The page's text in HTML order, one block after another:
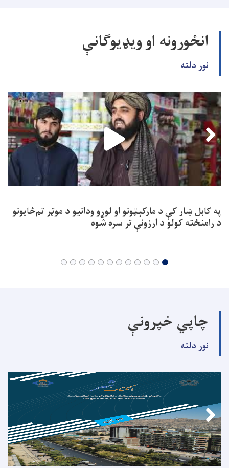
انځورونه او ویډیوګانې
نور دلته
په کابل ښار کې د مارکېټونو او لوړو ودانیو د موټر تم‌ځایونو
د رامنځته کولو د ارزونې تر سره شوه
چاپي خپرونې
نور دلته